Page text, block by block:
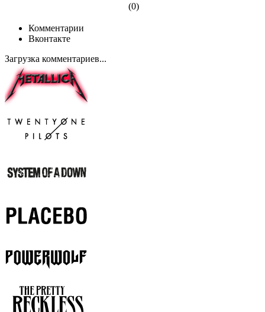
(0)
Комментарии
Вконтакте
Загрузка комментариев...